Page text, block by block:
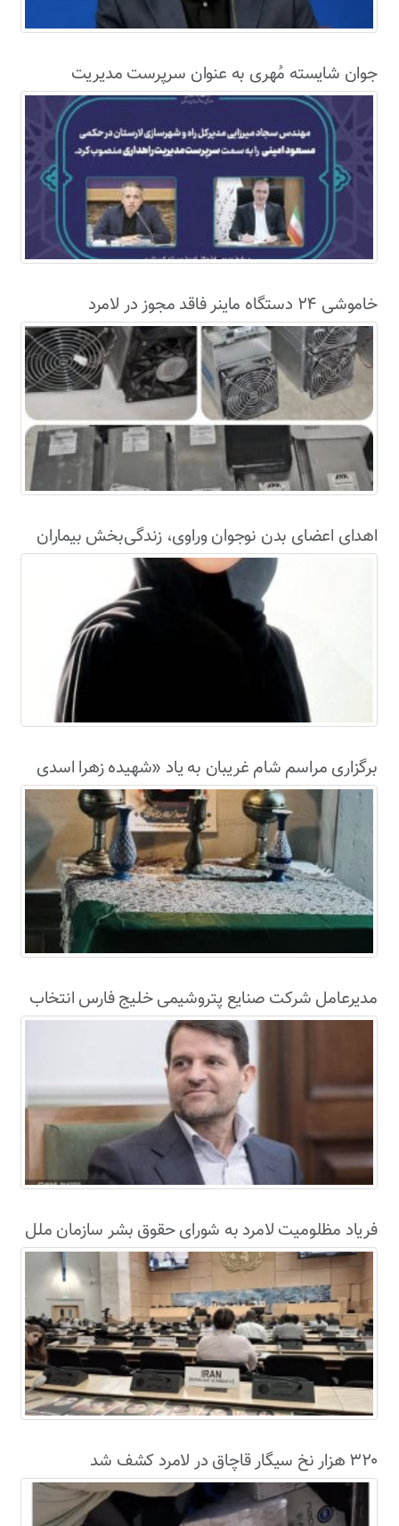
جوان شایسته مُهری به عنوان سرپرست مدیریت
راهداری اداره کل راه و شهرسازی لارستان معرفی شد
خاموشی ۲۴ دستگاه ماینر فاقد مجوز در لامرد
اهدای اعضای بدن نوجوان وراوی، زندگی‌بخش بیماران
نیازمند شد
برگزاری مراسم شام غریبان به یاد «شهیده زهرا اسدی
نژاد» در محل اصابت ترکش موشک‌های آمریکای
جنایتکار به لامرد
مدیرعامل شرکت صنایع پتروشیمی خلیج فارس انتخاب
شد
فریاد مظلومیت لامرد به شورای حقوق بشر سازمان ملل
رسید
۳۲۰ هزار نخ سیگار قاچاق در لامرد کشف شد